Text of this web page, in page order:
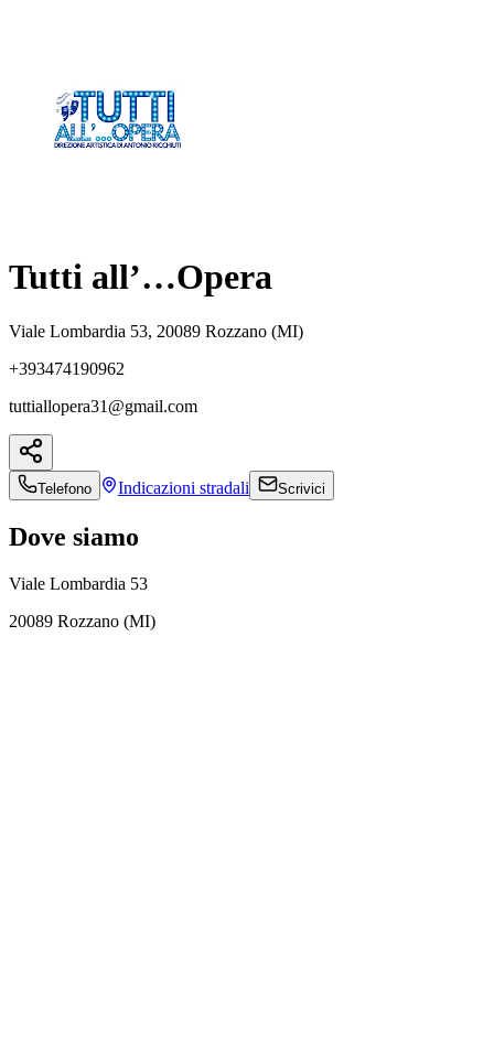
Tutti all’…Opera
Viale Lombardia 53, 20089 Rozzano (MI)
+393474190962
tuttiallopera31@gmail.com
Telefono Indicazioni stradali Scrivici
Dove siamo
Viale Lombardia 53
20089 Rozzano (MI)